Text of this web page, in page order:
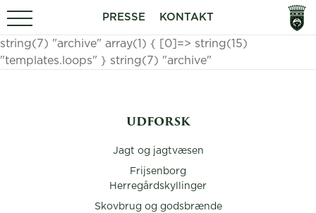
PRESSE KONTAKT
string(7) "archive" array(1) { [0]=> string(15)
"templates.loops" } string(7) "archive"
UDFORSK
Jagt og jagtvæsen
Frijsenborg
Herregårdskyllinger
Skovbrug og godsbrænde